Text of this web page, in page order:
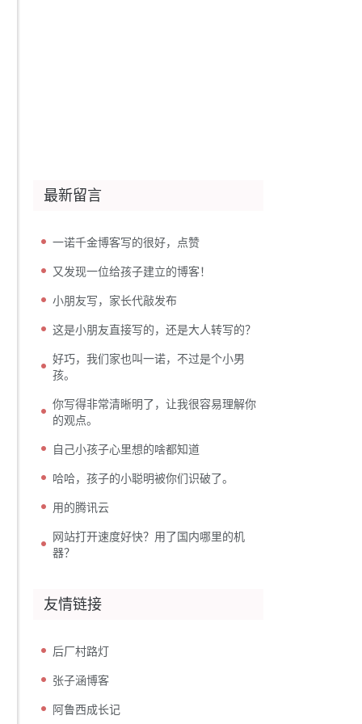
最新留言
一诺千金博客写的很好，点赞
又发现一位给孩子建立的博客！
小朋友写，家长代敲发布
这是小朋友直接写的，还是大人转写的？
好巧，我们家也叫一诺，不过是个小男
孩。
你写得非常清晰明了，让我很容易理解你
的观点。
自己小孩子心里想的啥都知道
哈哈，孩子的小聪明被你们识破了。
用的腾讯云
网站打开速度好快？用了国内哪里的机
器？
友情链接
后厂村路灯
张子涵博客
阿鲁西成长记